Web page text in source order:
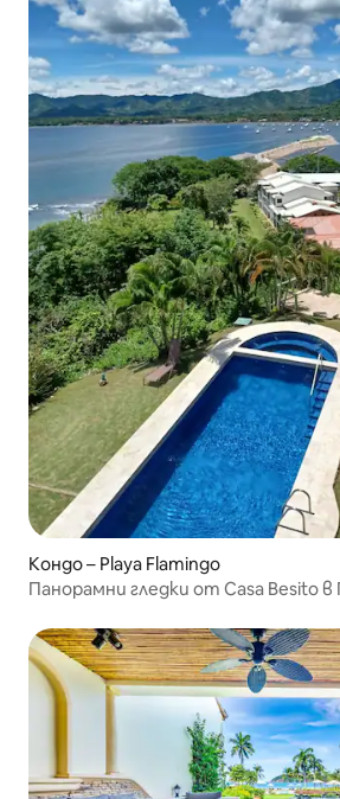
Кондо – Playa Flamingo
Панорамни гледки от Casa Besito